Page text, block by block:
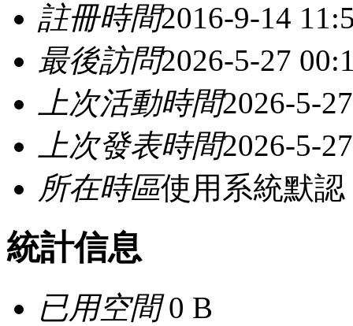
註冊時間2016-9-14
最後訪問2026-5-27
上次活動時間2026-5-
上次發表時間2026-5-
所在時區使用系統默認
統計信息
已用空間0 B